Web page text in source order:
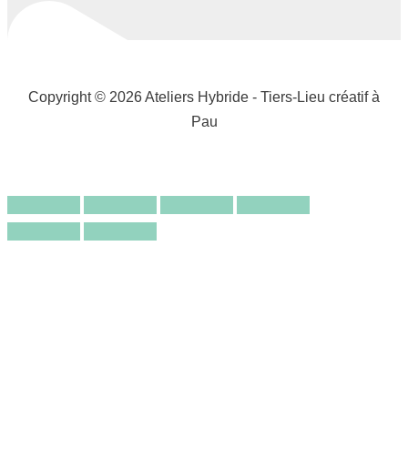
Copyright © 2026 Ateliers Hybride - Tiers-Lieu créatif à
Pau